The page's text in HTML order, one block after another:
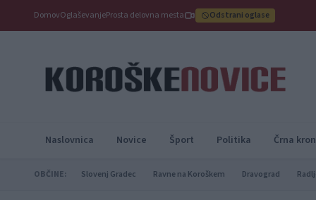
DomovOglaševanjeProsta delovna mesta Odstrani oglase
Naslovnica Novice Šport Politika Črna
OBČINE: Slovenj Gradec Ravne na Koroškem Dravograd